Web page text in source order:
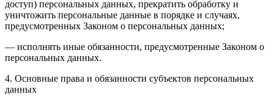
доступ) персональных данных, прекратить обработку и
уничтожить персональные данные в порядке и случаях,
предусмотренных Законом о персональных данных;
— исполнять иные обязанности, предусмотренные Законом о
персональных данных.
4. Основные права и обязанности субъектов персональных
данных